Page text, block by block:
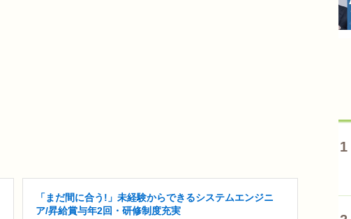
「まだ間に合う!」未経験からできるシステムエンジニ
ア/昇給賞与年2回・研修制度充実